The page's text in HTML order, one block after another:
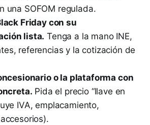
una SOFOM regulada.
Friday con su
lista. Tenga a la mano INE,
referencias y la cotización de
o la plataforma con
Pida el precio “llave en
IVA, emplacamiento,